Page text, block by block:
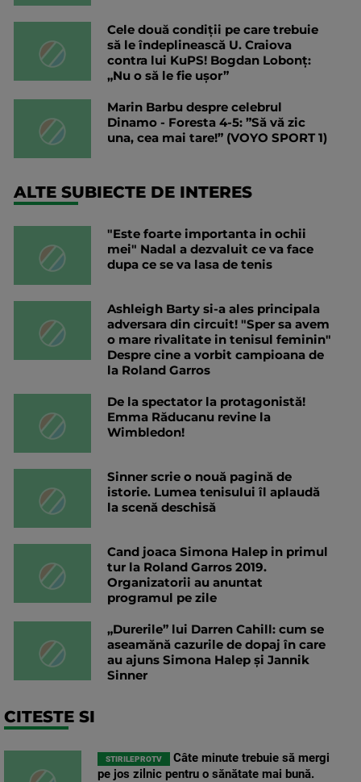
Cele două condiții pe care trebuie
să le îndeplinească U. Craiova
contra lui KuPS! Bogdan Lobonț:
„Nu o să le fie ușor”
Marin Barbu despre celebrul
Dinamo - Foresta 4-5: ”Să vă zic
una, cea mai tare!” (VOYO SPORT 1)
ALTE SUBIECTE DE INTERES
"Este foarte importanta in ochii
mei" Nadal a dezvaluit ce va face
dupa ce se va lasa de tenis
Ashleigh Barty si-a ales principala
adversara din circuit! "Sper sa avem
o mare rivalitate in tenisul feminin"
Despre cine a vorbit campioana de
la Roland Garros
De la spectator la protagonistă!
Emma Răducanu revine la
Wimbledon!
Sinner scrie o nouă pagină de
istorie. Lumea tenisului îl aplaudă
la scenă deschisă
Cand joaca Simona Halep in primul
tur la Roland Garros 2019.
Organizatorii au anuntat
programul pe zile
„Durerile” lui Darren Cahill: cum se
aseamănă cazurile de dopaj în care
au ajuns Simona Halep și Jannik
Sinner
CITESTE SI
STIRILEPROTV
Câte minute trebuie să mergi
pe jos zilnic pentru o sănătate mai bună.